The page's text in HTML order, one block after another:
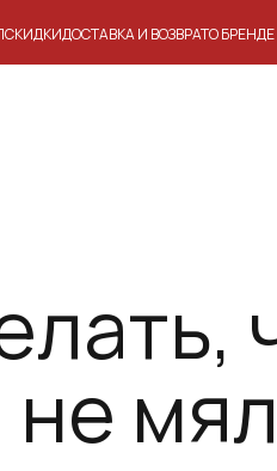
СКИДКИДОСТАВКА И ВОЗВРАТО БРЕНДЕ
не